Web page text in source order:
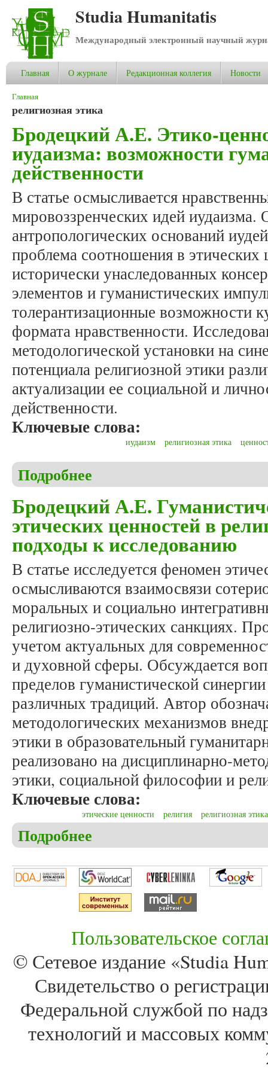
Studia Humanitatis
Международный электронный научный
Главная О журнале Редакционная коллегия Новости
Вы здесь
Главная
религиозная этика
Бродецкий А.Е. Этико-
иудаизма: возможности
действенности
В статье осмысливается
мировоззренческих идей иудаизма.
антропологических оснований
проблема соотношения в этических
исторически унаследованных
элементов и гуманистических
толерантизационные возможности
формата нравственности.
методологической установки на
потенциала религиозной этики
актуализации ее социальной и
действенности.
Ключевые слова:
иудаизм религиозная этика
Подробнее
Бродецкий А.Е.
этических ценностей в
подходы к исследованию
В статье исследуется феномен
осмысливаются взаимосвязи
моральных и социально
религиозно-этических санкциях.
учетом актуальных для
и духовной сферы. Обсуждается
пределов гуманистической
различных традиций. Автор
методологических механизмов
этики в образовательный
реализовано на дисциплинарно-
этики, социальной философии и
Ключевые слова:
этические ценности религия религиозная этика
Подробнее
Пользовательское
© Сетевое издание «Studia
Свидетельство о
Федеральной службой по
технологий и массовых